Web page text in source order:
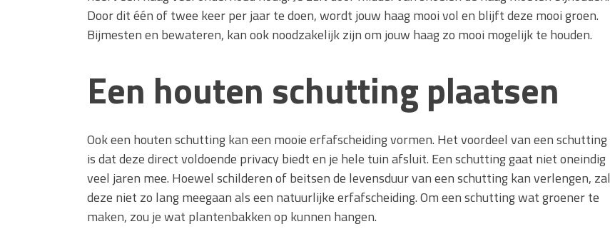
Door dit één of twee keer per jaar te doen, wordt jouw haag mooi vol en blijft deze mooi groen.
Bijmesten en bewateren, kan ook noodzakelijk zijn om jouw haag zo mooi mogelijk te houden.
Een houten schutting plaatsen
Ook een houten schutting kan een mooie erfafscheiding vormen. Het voordeel van een schutting
is dat deze direct voldoende privacy biedt en je hele tuin afsluit. Een schutting gaat niet oneindig
veel jaren mee. Hoewel schilderen of beitsen de levensduur van een schutting kan verlengen, zal
deze niet zo lang meegaan als een natuurlijke erfafscheiding. Om een schutting wat groener te
maken, zou je wat plantenbakken op kunnen hangen.